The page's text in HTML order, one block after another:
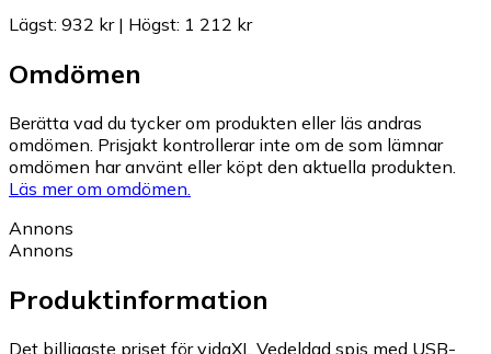
Lägst: 932 kr| Högst: 1 212 kr
Omdömen
Berätta vad du tycker om produkten eller läs andras
omdömen. Prisjakt kontrollerar inte om de som lämnar
omdömen har använt eller köpt den aktuella produkten.
Läs mer om omdömen.
Annons
Annons
Produktinformation
Det billigaste priset för vidaXL Vedeldad spis med USB-